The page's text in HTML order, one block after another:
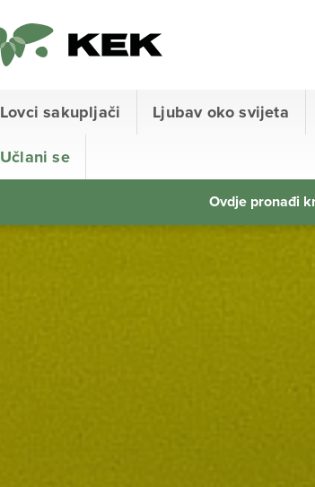
Lovci sakupljači Ljubav oko svijeta
Učlani se
Ovdje pronađi